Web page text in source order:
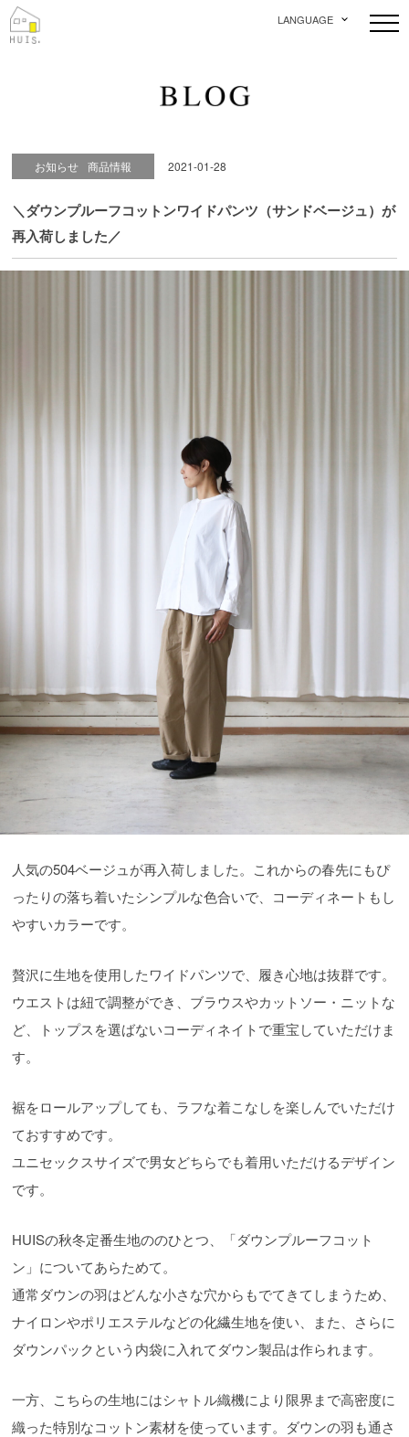
LANGUAGE
お知らせ 商品情報 2021-01-28
＼ダウンプルーフコットンワイドパンツ（サンドベージュ）が
再入荷しました／
人気の504ベージュが再入荷しました。これからの春先にもぴ
ったりの落ち着いたシンプルな色合いで、コーディネートもし
やすいカラーです。
贅沢に生地を使用したワイドパンツで、履き心地は抜群です。
ウエストは紐で調整ができ、ブラウスやカットソー・ニットな
ど、トップスを選ばないコーディネイトで重宝していただけま
す。
裾をロールアップしても、ラフな着こなしを楽しんでいただけ
ておすすめです。
ユニセックスサイズで男女どちらでも着用いただけるデザイン
です。
HUISの秋冬定番生地ののひとつ、「ダウンプルーフコット
ン」についてあらためて。
通常ダウンの羽はどんな小さな穴からもでてきてしまうため、
ナイロンやポリエステルなどの化繊生地を使い、また、さらに
ダウンパックという内袋に入れてダウン製品は作られます。
一方、こちらの生地にはシャトル織機により限界まで高密度に
織った特別なコットン素材を使っています。ダウンの羽も通さ